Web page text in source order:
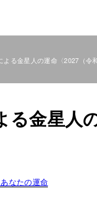
る金星人の運命〈2027（令
る金星人
なたの運命